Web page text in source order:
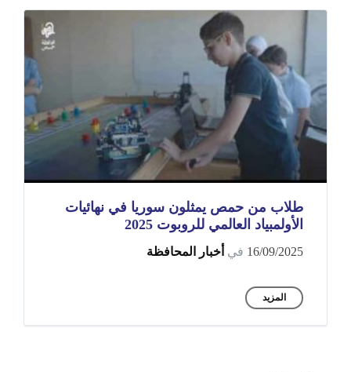
طلاب من حمص يمثلون سوريا في نهائيات
الأولمبياد العالمي للروبوت 2025
16/09/2025 في أخبار المحافظة
المزيد